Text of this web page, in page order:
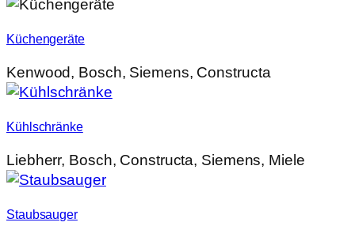
Küchengeräte
Kenwood, Bosch, Siemens, Constructa
Kühlschränke
Liebherr, Bosch, Constructa, Siemens, Miele
Staubsauger